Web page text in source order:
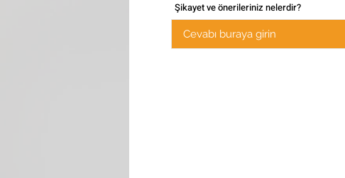
Şikayet ve önerileriniz nelerdir?